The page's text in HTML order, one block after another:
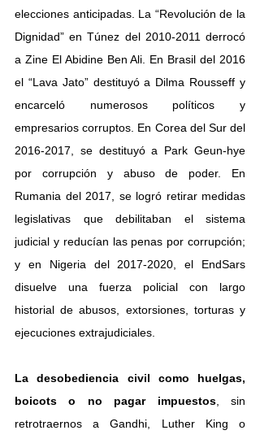
elecciones anticipadas. La “Revolución de la
Dignidad” en Túnez del 2010-2011 derrocó
a Zine El Abidine Ben Ali. En Brasil del 2016
el “Lava Jato” destituyó a Dilma Rousseff y
encarceló numerosos políticos y
empresarios corruptos. En Corea del Sur del
2016-2017, se destituyó a Park Geun-hye
por corrupción y abuso de poder. En
Rumania del 2017, se logró retirar medidas
legislativas que debilitaban el sistema
judicial y reducían las penas por corrupción;
y en Nigeria del 2017-2020, el EndSars
disuelve una fuerza policial con largo
historial de abusos, extorsiones, torturas y
ejecuciones extrajudiciales.
La desobediencia civil como huelgas,
boicots o no pagar impuestos, sin
retrotraernos a Gandhi, Luther King o